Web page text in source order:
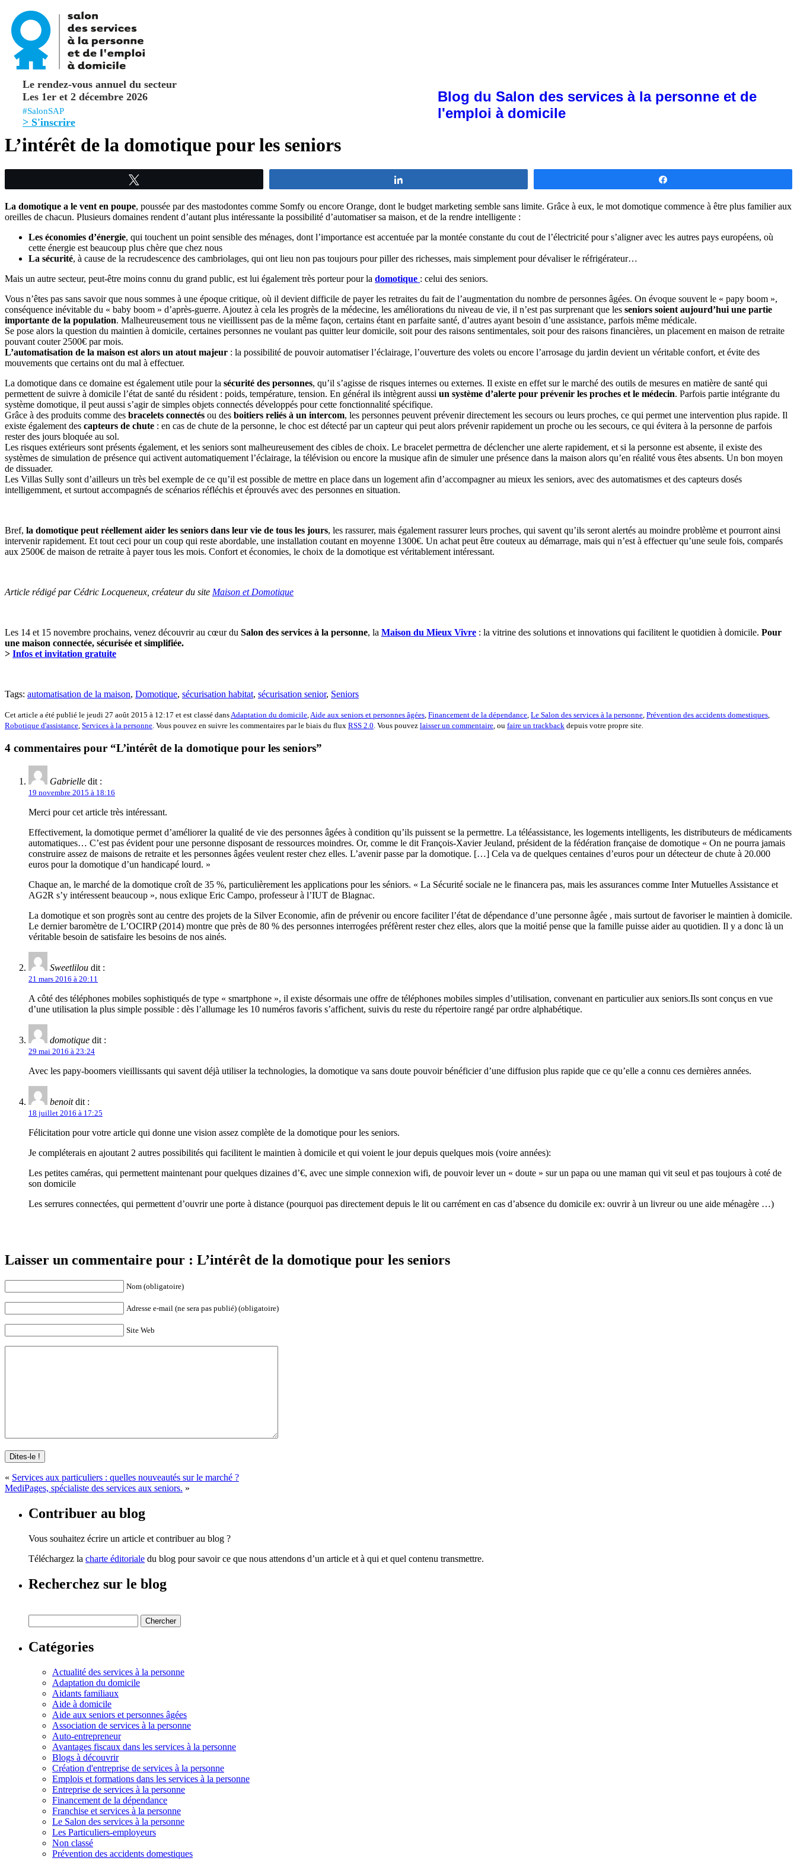
Le rendez-vous annuel du secteur
Les 1er et 2 décembre 2026
#SalonSAP
> S'inscrire
Blog du Salon des services à la personne et de
l'emploi à domicile
L’intérêt de la domotique pour les seniors
La domotique a le vent en poupe, poussée par des mastodontes comme Somfy ou encore Orange, dont le budget marketing semble sans limite. Grâce à eux, le mot domotique commence à être plus familier aux
oreilles de chacun. Plusieurs domaines rendent d’autant plus intéressante la possibilité d’automatiser sa maison, et de la rendre intelligente :
Les économies d’énergie, qui touchent un point sensible des ménages, dont l’importance est accentuée par la montée constante du cout de l’électricité pour s’aligner avec les autres pays européens, où
cette énergie est beaucoup plus chère que chez nous
La sécurité, à cause de la recrudescence des cambriolages, qui ont lieu non pas toujours pour piller des richesses, mais simplement pour dévaliser le réfrigérateur…
Mais un autre secteur, peut-être moins connu du grand public, est lui également très porteur pour la domotique : celui des seniors.
Vous n’êtes pas sans savoir que nous sommes à une époque critique, où il devient difficile de payer les retraites du fait de l’augmentation du nombre de personnes âgées. On évoque souvent le « papy boom »,
conséquence inévitable du « baby boom » d’après-guerre. Ajoutez à cela les progrès de la médecine, les améliorations du niveau de vie, il n’est pas surprenant que les seniors soient aujourd’hui une partie
importante de la population. Malheureusement tous ne vieillissent pas de la même façon, certains étant en parfaite santé, d’autres ayant besoin d’une assistance, parfois même médicale.
Se pose alors la question du maintien à domicile, certaines personnes ne voulant pas quitter leur domicile, soit pour des raisons sentimentales, soit pour des raisons financières, un placement en maison de retraite
pouvant couter 2500€ par mois.
L’automatisation de la maison est alors un atout majeur : la possibilité de pouvoir automatiser l’éclairage, l’ouverture des volets ou encore l’arrosage du jardin devient un véritable confort, et évite des
mouvements que certains ont du mal à effectuer.
La domotique dans ce domaine est également utile pour la sécurité des personnes, qu’il s’agisse de risques internes ou externes. Il existe en effet sur le marché des outils de mesures en matière de santé qui
permettent de suivre à domicile l’état de santé du résident : poids, température, tension. En général ils intègrent aussi un système d’alerte pour prévenir les proches et le médecin. Parfois partie intégrante du
système domotique, il peut aussi s’agir de simples objets connectés développés pour cette fonctionnalité spécifique.
Grâce à des produits comme des bracelets connectés ou des boitiers reliés à un intercom, les personnes peuvent prévenir directement les secours ou leurs proches, ce qui permet une intervention plus rapide. Il
existe également des capteurs de chute : en cas de chute de la personne, le choc est détecté par un capteur qui peut alors prévenir rapidement un proche ou les secours, ce qui évitera à la personne de parfois
rester des jours bloquée au sol.
Les risques extérieurs sont présents également, et les seniors sont malheureusement des cibles de choix. Le bracelet permettra de déclencher une alerte rapidement, et si la personne est absente, il existe des
systèmes de simulation de présence qui activent automatiquement l’éclairage, la télévision ou encore la musique afin de simuler une présence dans la maison alors qu’en réalité vous êtes absents. Un bon moyen
de dissuader.
Les Villas Sully sont d’ailleurs un très bel exemple de ce qu’il est possible de mettre en place dans un logement afin d’accompagner au mieux les seniors, avec des automatismes et des capteurs dosés
intelligemment, et surtout accompagnés de scénarios réfléchis et éprouvés avec des personnes en situation.
Bref, la domotique peut réellement aider les seniors dans leur vie de tous les jours, les rassurer, mais également rassurer leurs proches, qui savent qu’ils seront alertés au moindre problème et pourront ainsi
intervenir rapidement. Et tout ceci pour un coup qui reste abordable, une installation coutant en moyenne 1300€. Un achat peut être couteux au démarrage, mais qui n’est à effectuer qu’une seule fois, comparés
aux 2500€ de maison de retraite à payer tous les mois. Confort et économies, le choix de la domotique est véritablement intéressant.
Article rédigé par Cédric Locqueneux, créateur du site Maison et Domotique
Les 14 et 15 novembre prochains, venez découvrir au cœur du Salon des services à la personne, la Maison du Mieux Vivre : la vitrine des solutions et innovations qui facilitent le quotidien à domicile. Pour
une maison connectée, sécurisée et simplifiée.
> Infos et invitation gratuite
Tags: automatisation de la maison, Domotique, sécurisation habitat, sécurisation senior, Seniors
Cet article a été publié le jeudi 27 août 2015 à 12:17 et est classé dans Adaptation du domicile Aide aux seniors et personnes âgées Financement de la dépendance Le Salon des services à la personne Prévention des accidents domestiques
Robotique d'assistance Services à la personne . Vous pouvez en suivre les commentaires par le biais du flux RSS 2.0 . Vous pouvez laisser un commentaire , ou faire un trackback depuis votre propre site.
4 commentaires pour “L’intérêt de la domotique pour les seniors”
Gabrielle dit :
19 novembre 2015 à 18:16
Merci pour cet article très intéressant.
Effectivement, la domotique permet d’améliorer la qualité de vie des personnes âgées à condition qu’ils puissent se la permettre. La téléassistance, les logements intelligents, les distributeurs de médicaments
automatiques… C’est pas évident pour une personne disposant de ressources moindres. Or, comme le dit François-Xavier Jeuland, président de la fédération française de domotique « On ne pourra jamais
construire assez de maisons de retraite et les personnes âgées veulent rester chez elles. L’avenir passe par la domotique. […] Cela va de quelques centaines d’euros pour un détecteur de chute à 20.000
euros pour la domotique d’un handicapé lourd. »
Chaque an, le marché de la domotique croît de 35 %, particulièrement les applications pour les séniors. « La Sécurité sociale ne le financera pas, mais les assurances comme Inter Mutuelles Assistance et
AG2R s’y intéressent beaucoup », nous exlique Eric Campo, professeur à l’IUT de Blagnac.
La domotique et son progrès sont au centre des projets de la Silver Economie, afin de prévenir ou encore faciliter l’état de dépendance d’une personne âgée , mais surtout de favoriser le maintien à domicile.
Le dernier baromètre de L’OCIRP (2014) montre que près de 80 % des personnes interrogées préfèrent rester chez elles, alors que la moitié pense que la famille puisse aider au quotidien. Il y a donc là un
véritable besoin de satisfaire les besoins de nos ainés.
Sweetlilou dit :
21 mars 2016 à 20:11
A côté des téléphones mobiles sophistiqués de type « smartphone », il existe désormais une offre de téléphones mobiles simples d’utilisation, convenant en particulier aux seniors.Ils sont conçus en vue
d’une utilisation la plus simple possible : dès l’allumage les 10 numéros favoris s’affichent, suivis du reste du répertoire rangé par ordre alphabétique.
domotique dit :
29 mai 2016 à 23:24
Avec les papy-boomers vieillissants qui savent déjà utiliser la technologies, la domotique va sans doute pouvoir bénéficier d’une diffusion plus rapide que ce qu’elle a connu ces dernières années.
benoitdit :
18 juillet 2016 à 17:25
Félicitation pour votre article qui donne une vision assez complète de la domotique pour les seniors.
Je compléterais en ajoutant 2 autres possibilités qui facilitent le maintien à domicile et qui voient le jour depuis quelques mois (voire années):
Les petites caméras, qui permettent maintenant pour quelques dizaines d’€, avec une simple connexion wifi, de pouvoir lever un « doute » sur un papa ou une maman qui vit seul et pas toujours à coté de
son domicile
Les serrures connectées, qui permettent d’ouvrir une porte à distance (pourquoi pas directement depuis le lit ou carrément en cas d’absence du domicile ex: ouvrir à un livreur ou une aide ménagère …)
Laisser un commentaire pour : L’intérêt de la domotique pour les seniors
Nom (obligatoire)
Adresse e-mail (ne sera pas publié) (obligatoire)
Site Web
« Services aux particuliers : quelles nouveautés sur le marché ?
MediPages, spécialiste des services aux seniors. »
Contribuer au blog
Vous souhaitez écrire un article et contribuer au blog ?
Téléchargez la charte éditoriale du blog pour savoir ce que nous attendons d’un article et à qui et quel contenu transmettre.
Recherchez sur le blog
Catégories
Actualité des services à la personne
Adaptation du domicile
Aidants familiaux
Aide à domicile
Aide aux seniors et personnes âgées
Association de services à la personne
Auto-entrepreneur
Avantages fiscaux dans les services à la personne
Blogs à découvrir
Création d'entreprise de services à la personne
Emplois et formations dans les services à la personne
Entreprise de services à la personne
Financement de la dépendance
Franchise et services à la personne
Le Salon des services à la personne
Les Particuliers-employeurs
Non classé
Prévention des accidents domestiques